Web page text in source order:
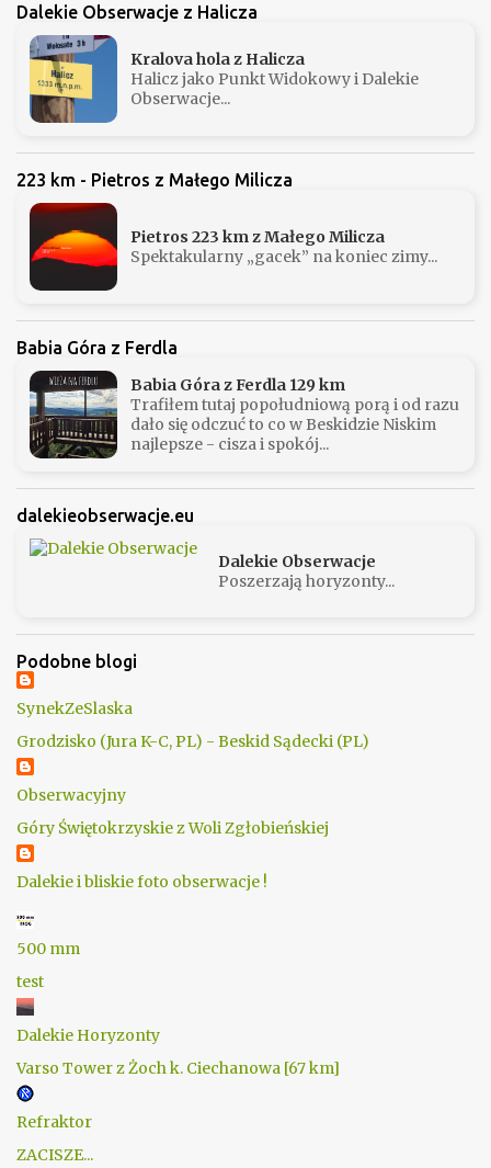
Dalekie Obserwacje z Halicza
Kralova hola z Halicza
Halicz jako Punkt Widokowy i Dalekie
Obserwacje...
223 km - Pietros z Małego Milicza
Pietros 223 km z Małego Milicza
Spektakularny „gacek” na koniec zimy...
Babia Góra z Ferdla
Babia Góra z Ferdla 129 km
Trafiłem tutaj popołudniową porą i od razu
dało się odczuć to co w Beskidzie Niskim
najlepsze - cisza i spokój...
dalekieobserwacje.eu
Dalekie Obserwacje
Poszerzają horyzonty...
Podobne blogi
SynekZeSlaska
Grodzisko (Jura K-C, PL) - Beskid Sądecki (PL)
Obserwacyjny
Góry Świętokrzyskie z Woli Zgłobieńskiej
Dalekie i bliskie foto obserwacje !
500 mm
test
Dalekie Horyzonty
Varso Tower z Żoch k. Ciechanowa [67 km]
Refraktor
ZACISZE...